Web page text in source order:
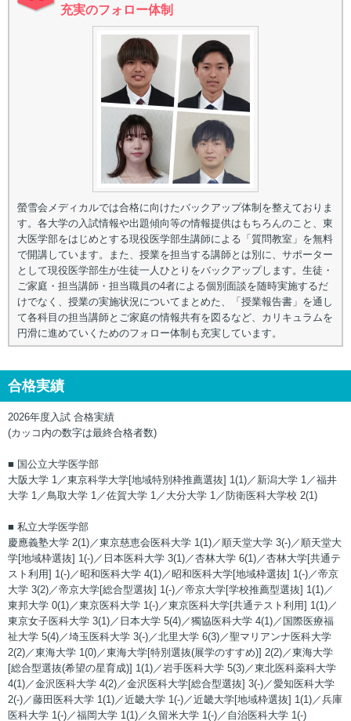
充実のフォロー体制
螢雪会メディカルでは合格に向けたバックアップ体制を整えておりま
す。各大学の入試情報や出題傾向等の情報提供はもちろんのこと、東
大医学部をはじめとする現役医学部生講師による「質問教室」を無料
で開講しています。また、授業を担当する講師とは別に、サポーター
として現役医学部生が生徒一人ひとりをバックアップします。生徒・
ご家庭・担当講師・担当職員の4者による個別面談を随時実施するだ
けでなく、授業の実施状況についてまとめた、「授業報告書」を通し
て各科目の担当講師とご家庭の情報共有を図るなど、カリキュラムを
円滑に進めていくためのフォロー体制も充実しています。
合格実績
2026年度入試 合格実績
(カッコ内の数字は最終合格者数)
■ 国公立大学医学部
大阪大学 1／東京科学大学[地域特別枠推薦選抜] 1(1)／新潟大学 1／福井
大学 1／鳥取大学 1／佐賀大学 1／大分大学 1／防衛医科大学校 2(1)
■ 私立大学医学部
慶應義塾大学 2(1)／東京慈恵会医科大学 1(1)／順天堂大学 3(-)／順天堂大
学[地域枠選抜] 1(-)／日本医科大学 3(1)／杏林大学 6(1)／杏林大学[共通テ
スト利用] 1(-)／昭和医科大学 4(1)／昭和医科大学[地域枠選抜] 1(-)／帝京
大学 3(2)／帝京大学[総合型選抜] 1(-)／帝京大学[学校推薦型選抜] 1(1)／
東邦大学 0(1)／東京医科大学 1(-)／東京医科大学[共通テスト利用] 1(1)／
東京女子医科大学 3(1)／日本大学 5(4)／獨協医科大学 4(1)／国際医療福
祉大学 5(4)／埼玉医科大学 3(-)／北里大学 6(3)／聖マリアンナ医科大学
2(2)／東海大学 1(0)／東海大学[特別選抜(展学のすすめ)] 2(2)／東海大学
[総合型選抜(希望の星育成)] 1(1)／岩手医科大学 5(3)／東北医科薬科大学
4(1)／金沢医科大学 4(2)／金沢医科大学[総合型選抜] 3(-)／愛知医科大学
2(-)／藤田医科大学 1(1)／近畿大学 1(-)／近畿大学[地域枠選抜] 1(1)／兵庫
医科大学 1(-)／福岡大学 1(1)／久留米大学 1(-)／自治医科大学 1(-)